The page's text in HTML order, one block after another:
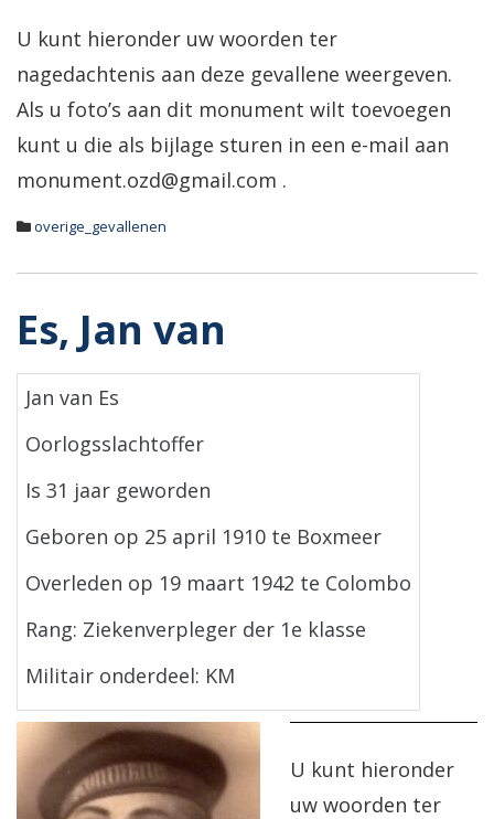
U kunt hieronder uw woorden ter
nagedachtenis aan deze gevallene weergeven.
Als u foto’s aan dit monument wilt toevoegen
kunt u die als bijlage sturen in een e-mail aan
monument.ozd@gmail.com .
overige_gevallenen
Es, Jan van
Jan van Es
Oorlogsslachtoffer
Is 31 jaar geworden
Geboren op 25 april 1910 te Boxmeer
Overleden op 19 maart 1942 te Colombo
Rang: Ziekenverpleger der 1e klasse
Militair onderdeel: KM
U kunt hieronder
uw woorden ter